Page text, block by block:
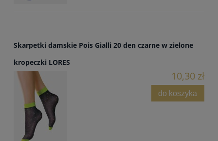
Skarpetki damskie Pois Gialli 20 den czarne w zielone
kropeczki LORES
10,30 zł
do koszyka